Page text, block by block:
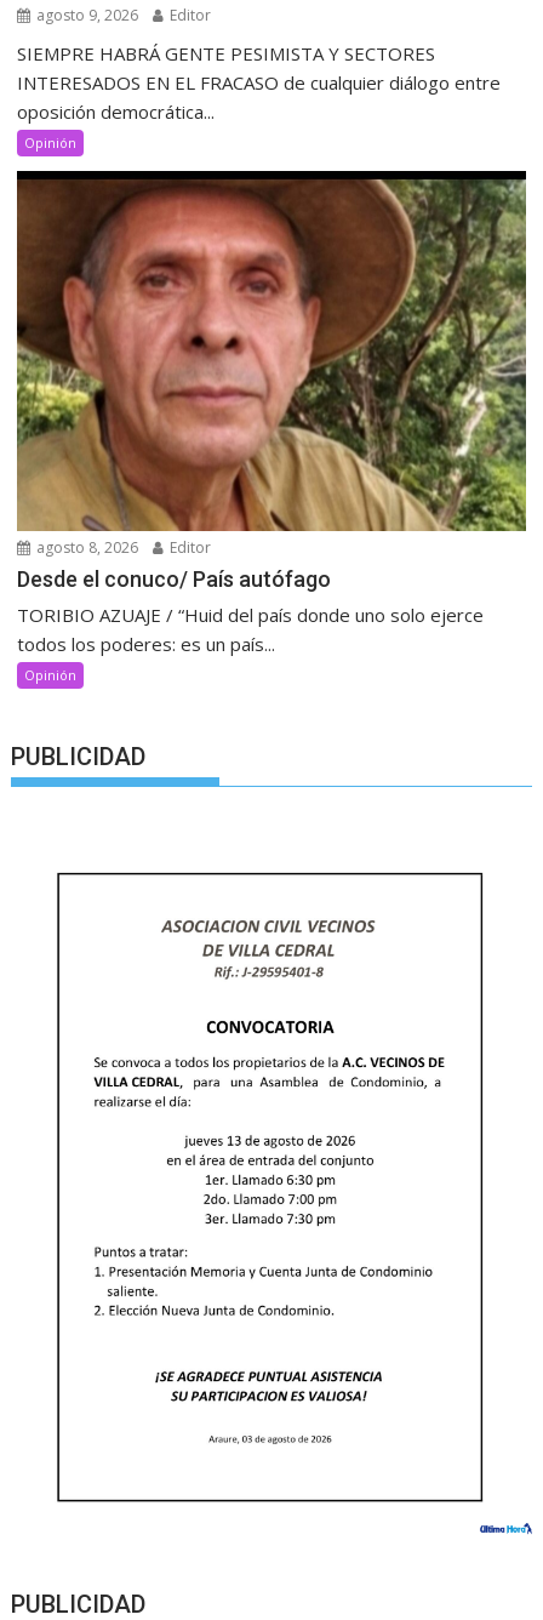
agosto 9, 2026 Editor
SIEMPRE HABRÁ GENTE PESIMISTA Y SECTORES
INTERESADOS EN EL FRACASO de cualquier diálogo entre
oposición democrática...
Opinión
agosto 8, 2026 Editor
Desde el conuco/ País autófago
TORIBIO AZUAJE / “Huid del país donde uno solo ejerce
todos los poderes: es un país...
Opinión
PUBLICIDAD
PUBLICIDAD